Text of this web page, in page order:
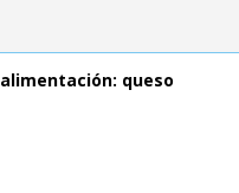
alimentación: queso